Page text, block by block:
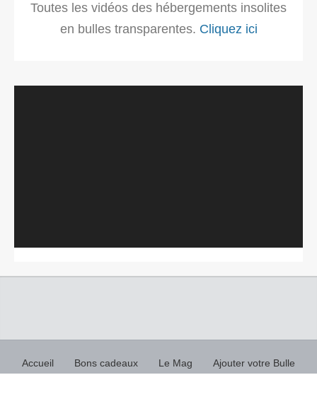
Toutes les vidéos des hébergements insolites
en bulles transparentes. Cliquez ici
Accueil Bons cadeaux Le Mag
Ajouter votre Bulle